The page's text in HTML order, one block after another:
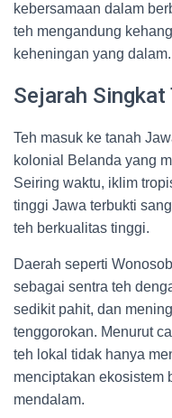
kebersamaan dalam
teh mengandung
keheningan yang dalam.
Sejarah
Teh masuk ke tanah
kolonial Belanda yang
Seiring waktu, iklim
tinggi Jawa terbukti
teh berkualitas tinggi.
Daerah seperti
sebagai sentra teh
sedikit pahit, dan
tenggorokan. Menurut
teh lokal tidak hanya
menciptakan ekosistem
mendalam.